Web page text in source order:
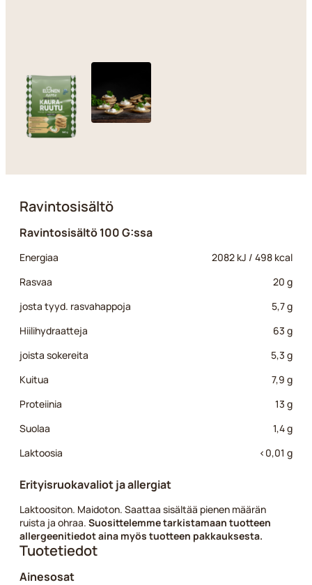
Ravintosisältö
Ravintosisältö 100 G:ssa
Energiaa
2082 kJ / 498 kcal
Rasvaa
20 g
josta tyyd. rasvahappoja
5,7 g
Hiilihydraatteja
63 g
joista sokereita
5,3 g
Kuitua
7,9 g
Proteiinia
13 g
Suolaa
1,4 g
Laktoosia
<0,01 g
Erityisruokavaliot ja allergiat
Laktoositon. Maidoton. Saattaa sisältää pienen määrän
ruista ja ohraa. Suosittelemme tarkistamaan tuotteen
allergeenitiedot aina myös tuotteen pakkauksesta.
Tuotetiedot
Ainesosat